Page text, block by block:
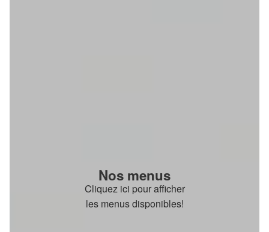
Nos menus
Cliquez ici pour afficher
les menus disponibles!